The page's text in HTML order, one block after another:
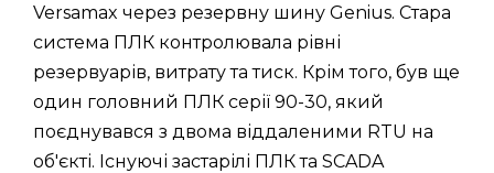
Versamax через резервну шину Genius. Стара
система ПЛК контролювала рівні
резервуарів, витрату та тиск. Крім того, був ще
один головний ПЛК серії 90-30, який
поєднувався з двома віддаленими RTU на
об'єкті. Існуючі застарілі ПЛК та SCADA